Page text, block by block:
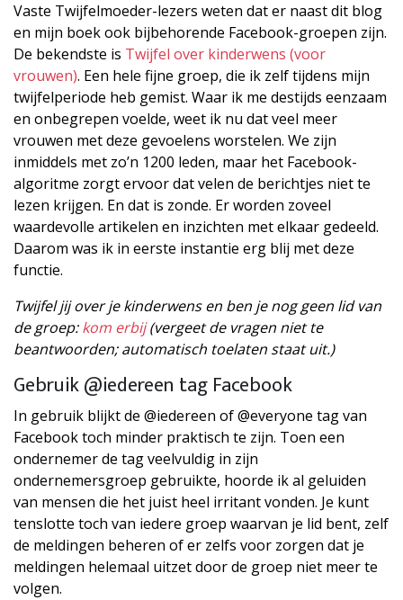
Vaste Twijfelmoeder-lezers weten dat er naast dit blog
en mijn boek ook bijbehorende Facebook-groepen zijn.
De bekendste is Twijfel over kinderwens (voor
vrouwen). Een hele fijne groep, die ik zelf tijdens mijn
twijfelperiode heb gemist. Waar ik me destijds eenzaam
en onbegrepen voelde, weet ik nu dat veel meer
vrouwen met deze gevoelens worstelen. We zijn
inmiddels met zo’n 1200 leden, maar het Facebook-
algoritme zorgt ervoor dat velen de berichtjes niet te
lezen krijgen. En dat is zonde. Er worden zoveel
waardevolle artikelen en inzichten met elkaar gedeeld.
Daarom was ik in eerste instantie erg blij met deze
functie.
Twijfel jij over je kinderwens en ben je nog geen lid van
de groep:kom erbij(vergeet de vragen niet te
beantwoorden; automatisch toelaten staat uit.)
Gebruik @iedereen tag Facebook
In gebruik blijkt de @iedereen of @everyone tag van
Facebook toch minder praktisch te zijn. Toen een
ondernemer de tag veelvuldig in zijn
ondernemersgroep gebruikte, hoorde ik al geluiden
van mensen die het juist heel irritant vonden. Je kunt
tenslotte toch van iedere groep waarvan je lid bent, zelf
de meldingen beheren of er zelfs voor zorgen dat je
meldingen helemaal uitzet door de groep niet meer te
volgen.